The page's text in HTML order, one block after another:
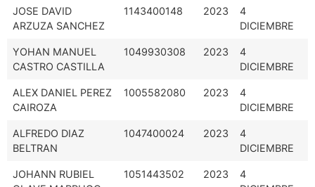
JOSE DAVID
ARZUZA SANCHEZ
1143400148 2023
4
DICIEMBRE
YOHAN MANUEL
CASTRO CASTILLA
1049930308 2023
4
DICIEMBRE
ALEX DANIEL PEREZ
CAIROZA
1005582080 2023
4
DICIEMBRE
ALFREDO DIAZ
BELTRAN
1047400024 2023
4
DICIEMBRE
JOHANN RUBIEL
1051443502 2023
4